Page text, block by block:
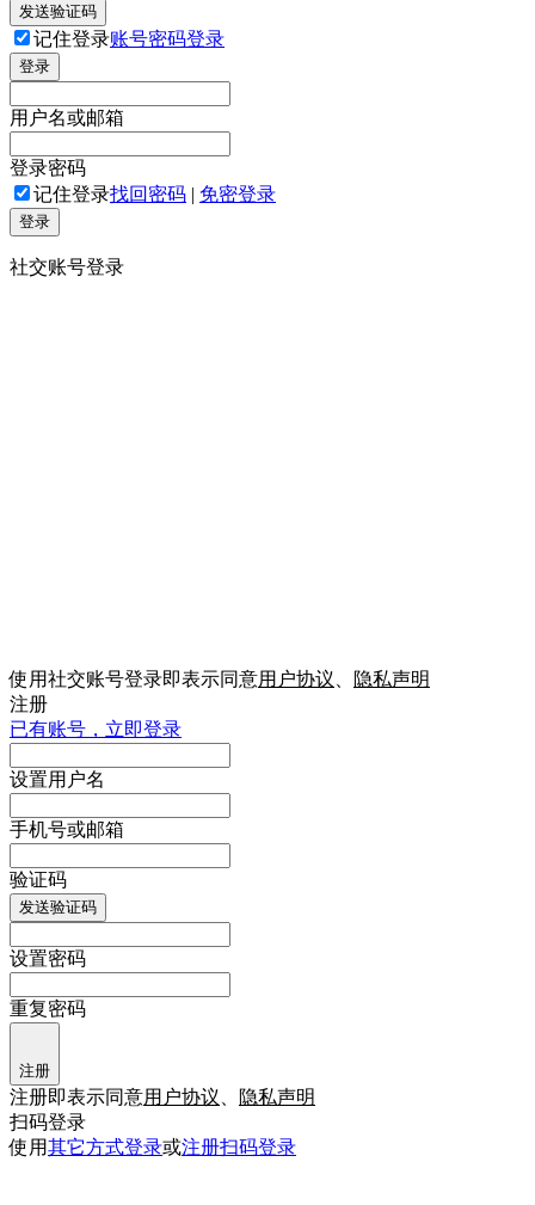
发送验证码
记住登录账号密码登录
登录
用户名或邮箱
登录密码
记住登录找回密码 | 免密登录
登录
社交账号登录
使用社交账号登录即表示同意用户协议
隐私声明
注册
已有账号，立即登录
设置用户名
手机号或邮箱
验证码
发送验证码
设置密码
重复密码
注册
注册即表示同意用户协议
隐私声明
扫码登录
使用其它方式登录或注册扫码登录